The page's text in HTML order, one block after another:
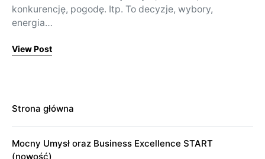
konkurencję, pogodę. Itp. To decyzje, wybory,
energia…
View Post
Strona główna
Mocny Umysł oraz Business Excellence START
(nowość)